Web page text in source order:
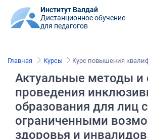
Институт Валдай
Дистанционное обучение
для педагогов
Главная Курсы Курс повышения
Актуальные методы и
проведения
образования для лиц с
ограниченными
здоровья и